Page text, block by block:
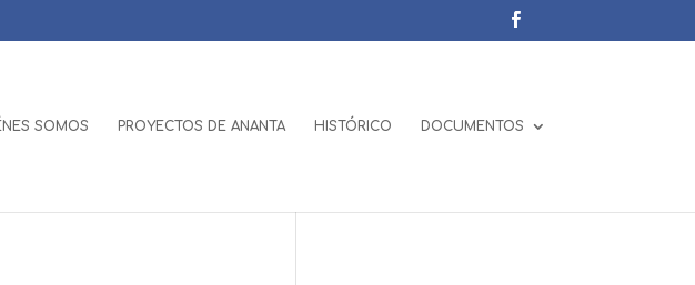
SOMOS PROYECTOS DE ANANTA HISTÓRICO DOCUMENTOS